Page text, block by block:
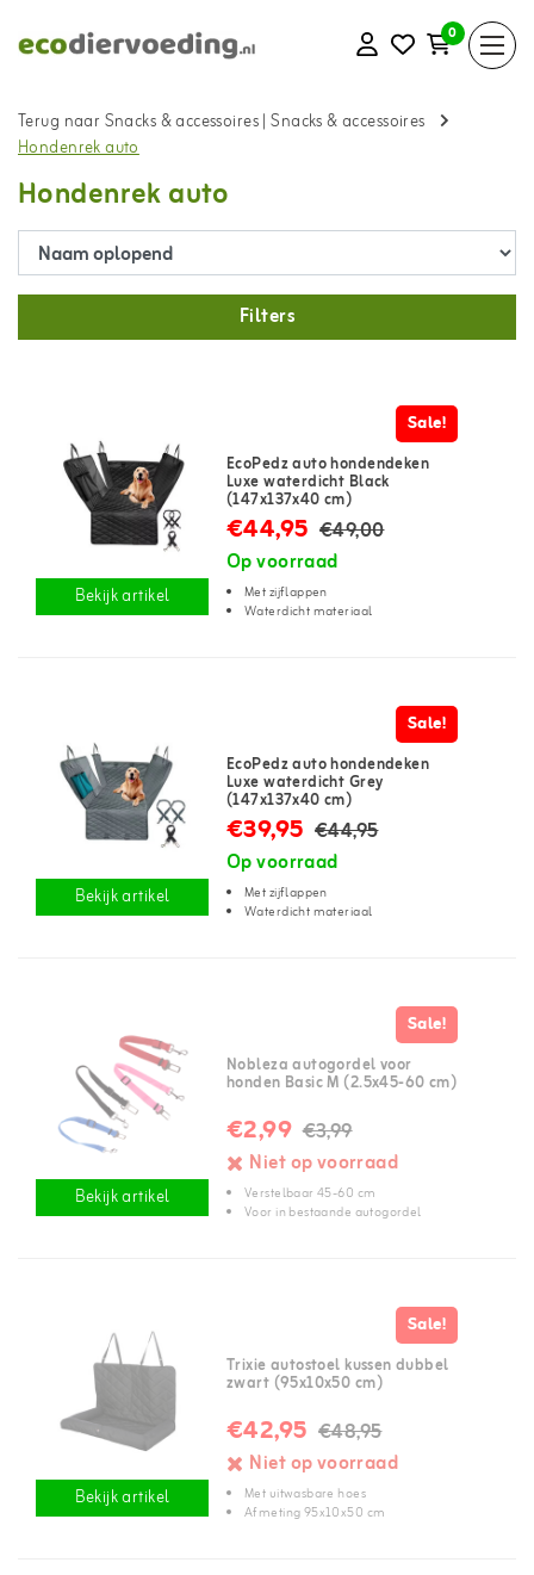
0
Terug naar Snacks & accessoires|Snacks & accessoires
Hondenrek auto
Hondenrek auto
Filters
Bekijk artikel
Sale!
EcoPedz auto hondendeken
Luxe waterdicht Black
(147x137x40 cm)
€44,95 €49,00
Op voorraad
Met zijflappen
Waterdicht materiaal
Bekijk artikel
Sale!
EcoPedz auto hondendeken
Luxe waterdicht Grey
(147x137x40 cm)
€39,95 €44,95
Op voorraad
Met zijflappen
Waterdicht materiaal
Bekijk artikel
Sale!
Nobleza autogordel voor
honden Basic M (2.5x45-60 cm)
€2,99 €3,99
Niet op voorraad
Verstelbaar 45-60 cm
Voor in bestaande autogordel
Bekijk artikel
Sale!
Trixie autostoel kussen dubbel
zwart (95x10x50 cm)
€42,95 €48,95
Niet op voorraad
Met uitwasbare hoes
Afmeting 95x10x50 cm